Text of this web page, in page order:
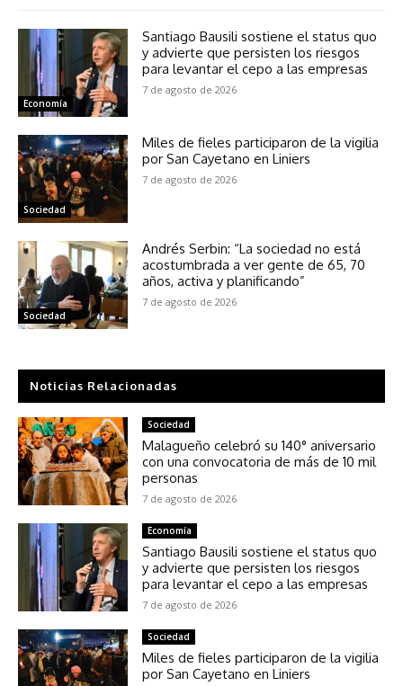
Economía
Santiago Bausili sostiene el status quo
y advierte que persisten los riesgos
para levantar el cepo a las empresas
7 de agosto de 2026
Sociedad
Miles de fieles participaron de la vigilia
por San Cayetano en Liniers
7 de agosto de 2026
Sociedad
Andrés Serbin: “La sociedad no está
acostumbrada a ver gente de 65, 70
años, activa y planificando”
7 de agosto de 2026
Noticias Relacionadas
Sociedad
Malagueño celebró su 140° aniversario
con una convocatoria de más de 10 mil
personas
7 de agosto de 2026
Economía
Santiago Bausili sostiene el status quo
y advierte que persisten los riesgos
para levantar el cepo a las empresas
7 de agosto de 2026
Sociedad
Miles de fieles participaron de la vigilia
por San Cayetano en Liniers